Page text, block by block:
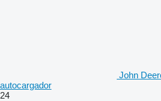
John
autocargador
24